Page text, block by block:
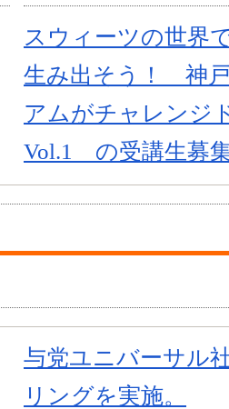
スウィーツの世界
生み出そう！ 神
アムがチャレンジ
Vol.1 の受講生募
与党ユニバーサル
リングを実施。